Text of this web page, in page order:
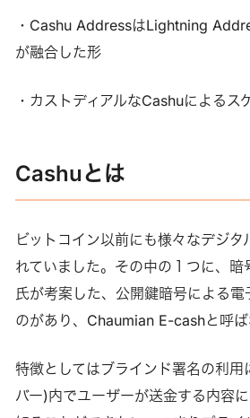
・Cashu AddressはLightning
が融合した形
・カストディアルなCashuによるス
Cashuとは
ビットコイン以前にも様々なデジタ
れていました。その中の１つに、
氏が考案した、公開鍵暗号による
のがあり、Chaumian E-cashと呼ば
特徴としてはブラインド署名の利
バー)内でユーザーが送金する内容